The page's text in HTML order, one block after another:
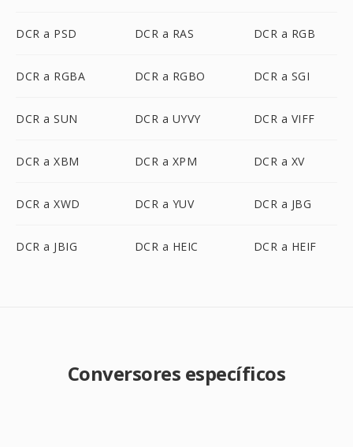
DCR a PSD DCR a RAS DCR a RGB
DCR a RGBA DCR a RGBO DCR a SGI
DCR a SUN DCR a UYVY DCR a VIFF
DCR a XBM DCR a XPM DCR a XV
DCR a XWD DCR a YUV DCR a JBG
DCR a JBIG DCR a HEIC DCR a HEIF
Conversores específicos